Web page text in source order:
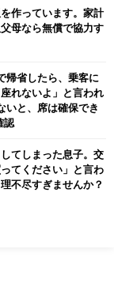
作っています。家計
母なら無償で協力す
帰省したら、乗客に
れないよ」と言われ
いと、席は確保でき
認
てしまった息子。交
てください」と言わ
不尽すぎませんか？